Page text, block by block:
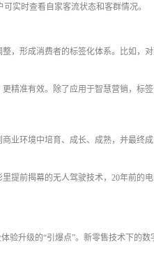
实时查看自家客流状态和客群情况。
，形成消费者的标签化体系。比如，
精准有效。除了应用于智慧营销，标
业环境中培育、成长、成熟，并最终
提前揭幕的无人驾驶技术，20年前的
验升级的“引爆点”。新零售技术下的